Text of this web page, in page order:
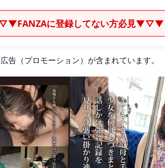
に登録してない方必見▼▽▼
告（プロモーション）が含まれています。